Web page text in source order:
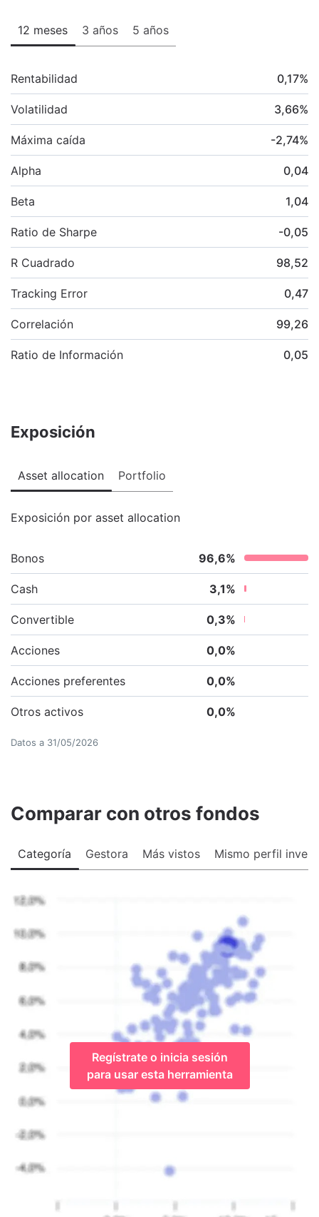
12 meses 3 años 5 años
Rentabilidad 0,17%
Volatilidad 3,66%
Máxima caída -2,74%
Alpha 0,04
Beta 1,04
Ratio de Sharpe -0,05
R Cuadrado 98,52
Tracking Error 0,47
Correlación 99,26
Ratio de Información 0,05
Exposición
Asset allocation Portfolio
Exposición por asset allocation
Bonos 96,6%
Cash 3,1%
Convertible 0,3%
Acciones 0,0%
Acciones preferentes 0,0%
Otros activos 0,0%
Datos a 31/05/2026
Comparar con otros fondos
Categoría Gestora Más vistos Mismo perfil
Regístrate o inicia sesión
para usar esta herramienta